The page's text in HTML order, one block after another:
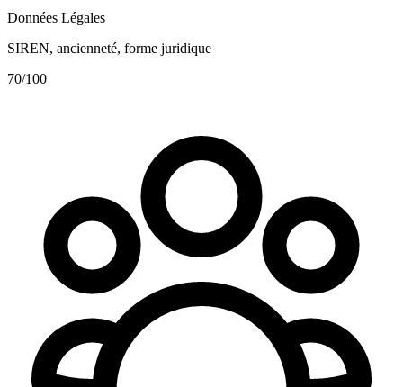
Données Légales
SIREN, ancienneté, forme juridique
70/100